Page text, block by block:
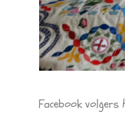
Facebook volgers